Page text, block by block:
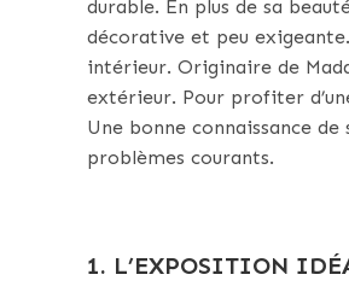
durable. En plus de sa
décorative et peu
intérieur. Originaire de
extérieur. Pour profiter
Une bonne connaissance
problèmes courants.
1. L’EXPOSITION